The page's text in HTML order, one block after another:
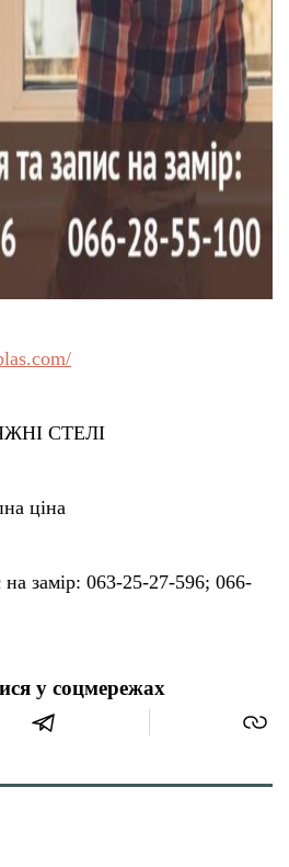
СТЕЛІ
ціна
на замір: 063-25-27-596; 066-
у соцмережах